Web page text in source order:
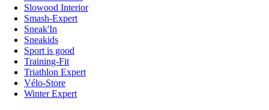
Slowood Interior
Smash-Expert
Sneak'In
Sneakids
Sport is good
Training-Fit
Triathlon Expert
Vélo-Store
Winter Expert